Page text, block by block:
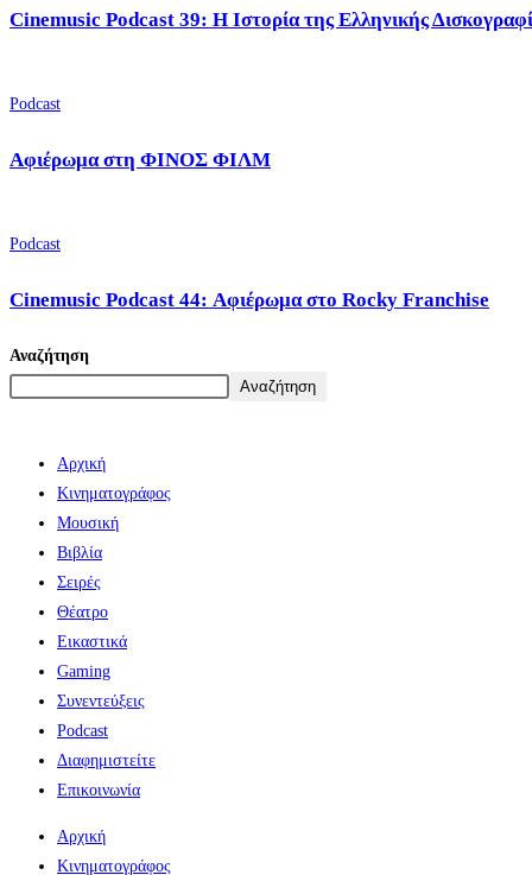
Cinemusic Podcast 39: Η Ιστορία της Ελληνικής
Podcast
Αφιέρωμα στη ΦΙΝΟΣ ΦΙΛΜ
Podcast
Cinemusic Podcast 44: Αφιέρωμα στο Rocky Franchise
Αναζήτηση
Αναζήτηση
Αρχική
Κινηματογράφος
Μουσική
Βιβλία
Σειρές
Θέατρο
Εικαστικά
Gaming
Συνεντεύξεις
Podcast
Διαφημιστείτε
Επικοινωνία
Αρχική
Κινηματογράφος